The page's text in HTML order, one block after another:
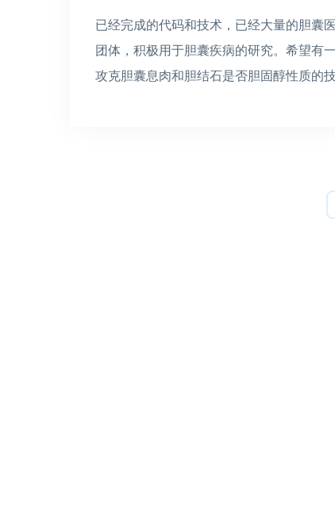
已经完成的代码和技术，已经大量的胆囊
团体，积极用于胆囊疾病的研究。希望有
攻克胆囊息肉和胆结石是否胆固醇性质的技